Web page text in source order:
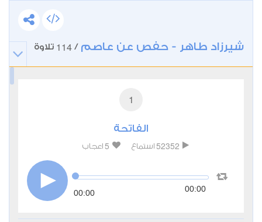
شيرزاد طاهر - حفص عن عاصم /
114 تلاوة
1
الفاتحة
52352 استماع 5 اعجاب
00:00 00:00